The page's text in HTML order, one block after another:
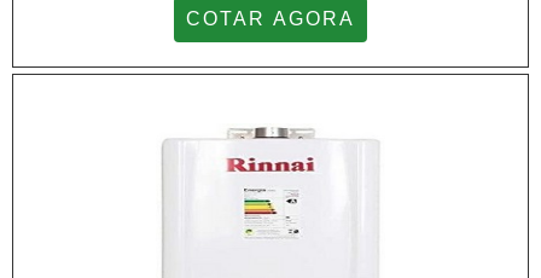
ambiente ou para fins sanitários em uma residência.
fogão a lenha. O sistema de calor dos aquecedores
COTAR AGORA